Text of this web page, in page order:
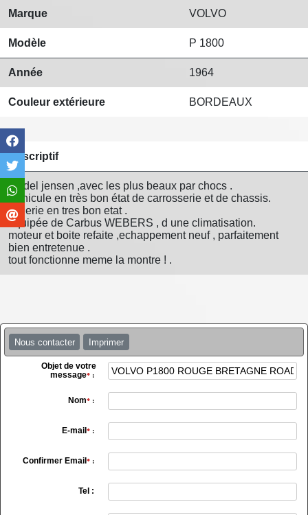
Marque VOLVO
Modèle P 1800
Année 1964
Couleur extérieure BORDEAUX
Descriptif
model jensen ,avec les plus beaux par chocs .
Véhicule en très bon état de carrosserie et de chassis.
sellerie en tres bon etat .
equipée de Carbus WEBERS , d une climatisation.
moteur et boite refaite ,echappement neuf , parfaitement
bien entretenue .
tout fonctionne meme la montre ! .
Nous contacter Imprimer
Objet de votre
message*:
Nom*:
E-mail *:
Confirmer Email *:
Tel :